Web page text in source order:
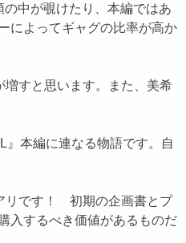
中が覗けたり、本編ではあ
によってギャグの比率が高か
すと思います。また、美希
本編に連なる物語です。自
リです！ 初期の企画書とプ
入するべき価値があるものだ